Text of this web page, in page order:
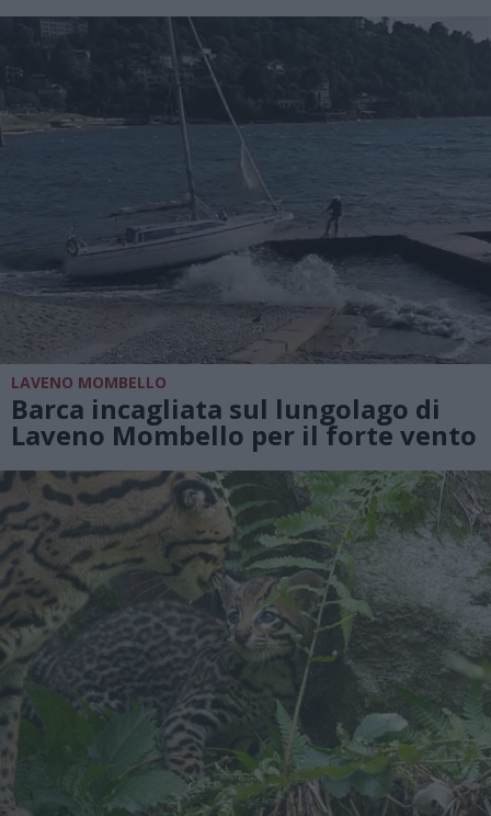
LAVENO MOMBELLO
Barca incagliata sul lungolago di
Laveno Mombello per il forte vento